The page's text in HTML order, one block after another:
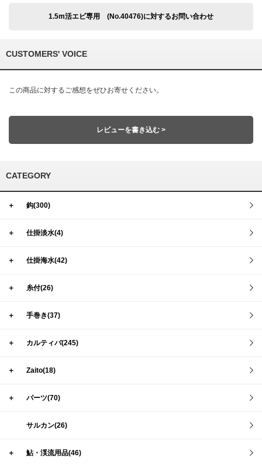
1.5m活エビ専用 (No.40476)に対するお問い合わせ
CUSTOMERS' VOICE
この商品に対するご感想をぜひお寄せください。
レビューを書き込む >
CATEGORY
＋ 鈎(300)
＋ 仕掛淡水(4)
＋ 仕掛海水(42)
＋ 糸付(26)
＋ 手巻き(37)
＋ カルティバ(245)
＋ Zaito(18)
＋ パーツ(70)
サルカン(26)
＋ 鮎・渓流用品(46)